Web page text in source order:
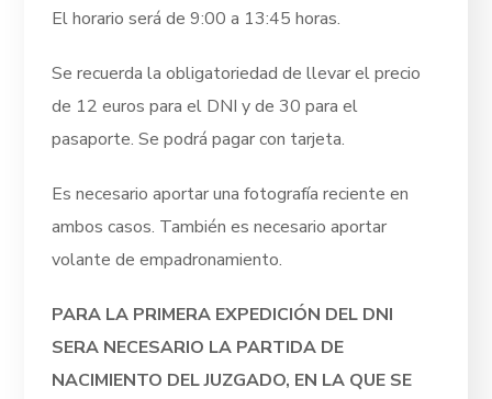
El horario será de 9:00 a 13:45 horas.
Se recuerda la obligatoriedad de llevar el precio
de 12 euros para el DNI y de 30 para el
pasaporte. Se podrá pagar con tarjeta.
Es necesario aportar una fotografía reciente en
ambos casos. También es necesario aportar
volante de empadronamiento.
PARA LA PRIMERA EXPEDICIÓN DEL DNI
SERA NECESARIO LA PARTIDA DE
NACIMIENTO DEL JUZGADO, EN LA QUE SE